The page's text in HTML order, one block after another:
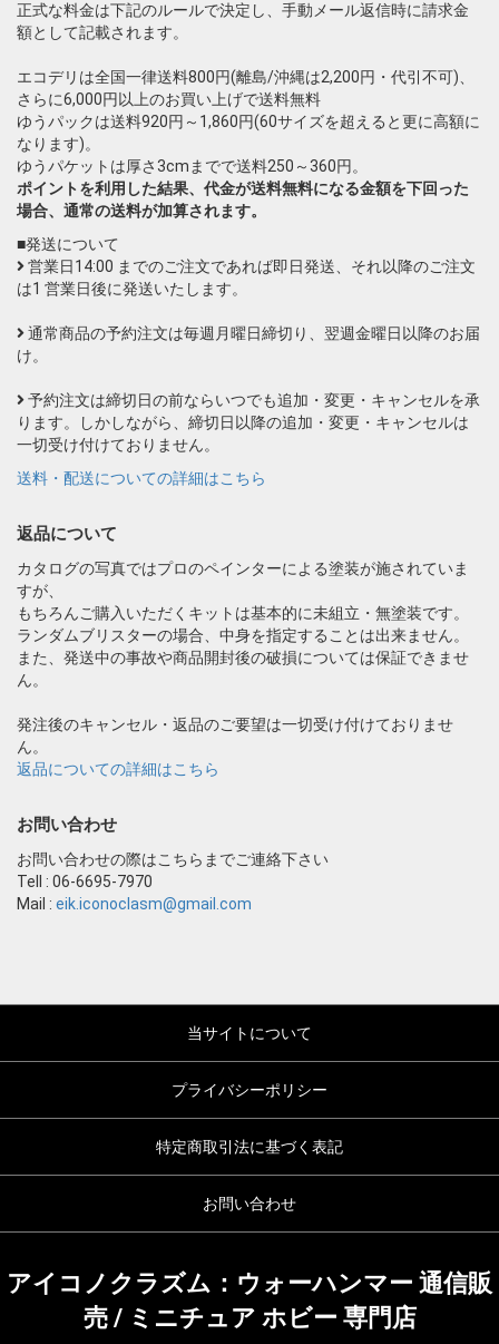
正式な料金は下記のルールで決定し、手動メール返信時に請求金
額として記載されます。
エコデリは全国一律送料800円(離島/沖縄は2,200円・代引不可)、
さらに6,000円以上のお買い上げで送料無料
ゆうパックは送料920円～1,860円(60サイズを超えると更に高額に
なります)。
ゆうパケットは厚さ3cmまでで送料250～360円。
ポイントを利用した結果、代金が送料無料になる金額を下回った
場合、通常の送料が加算されます。
■発送について
営業日14:00 までのご注文であれば即日発送、それ以降のご注文
は1 営業日後に発送いたします。
通常商品の予約注文は毎週月曜日締切り、翌週金曜日以降のお届
け。
予約注文は締切日の前ならいつでも追加・変更・キャンセルを承
ります。しかしながら、締切日以降の追加・変更・キャンセルは
一切受け付けておりません。
送料・配送についての詳細はこちら
返品について
カタログの写真ではプロのペインターによる塗装が施されていま
すが、
もちろんご購入いただくキットは基本的に未組立・無塗装です。
ランダムブリスターの場合、中身を指定することは出来ません。
また、発送中の事故や商品開封後の破損については保証できませ
ん。
発注後のキャンセル・返品のご要望は一切受け付けておりませ
ん。
返品についての詳細はこちら
お問い合わせ
お問い合わせの際はこちらまでご連絡下さい
Tell : 06-6695-7970
Mail : eik.iconoclasm@gmail.com
当サイトについて
プライバシーポリシー
特定商取引法に基づく表記
お問い合わせ
アイコノクラズム：ウォーハンマー 通信販
売 / ミニチュア ホビー 専門店